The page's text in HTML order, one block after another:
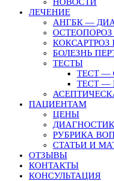
ЛЕЧЕНИЕ
АНГБК —
БОЛЕЗНЬ
ТЕСТЫ
ТЕСТ —
ТЕСТ —
ПАЦИЕНТАМ
ЦЕНЫ
РУБРИКА
СТАТЬИ И
ОТЗЫВЫ
КОНТАКТЫ
КОНСУЛЬТАЦИЯ